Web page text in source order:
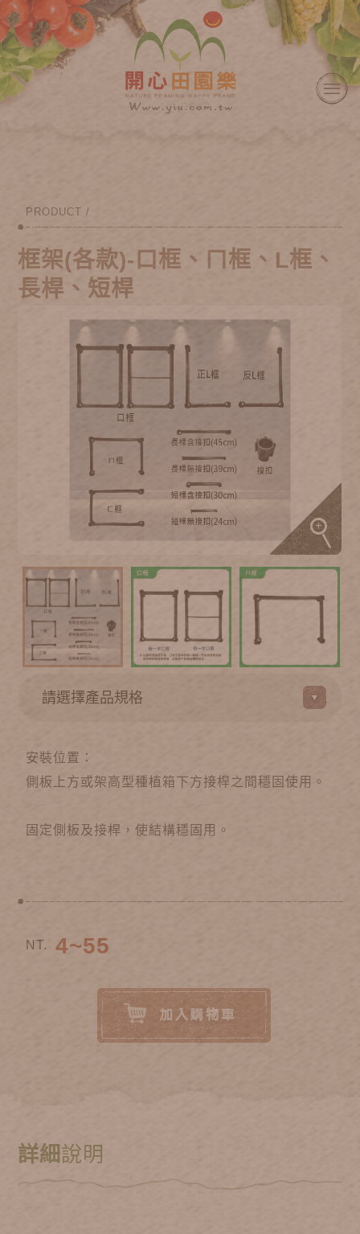
PRODUCT /
框架(各款)-口框、ㄇ框、L框、
長桿、短桿
安裝位置：
側板上方或架高型種植箱下方接桿之間穩固使用。
固定側板及接桿，使結構穩固用。
NT. 4~55
詳細說明